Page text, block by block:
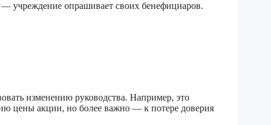
учреждение опрашивает своих бенефициаров.
изменению руководства. Например, это
цены акции, но более важно — к потере доверия